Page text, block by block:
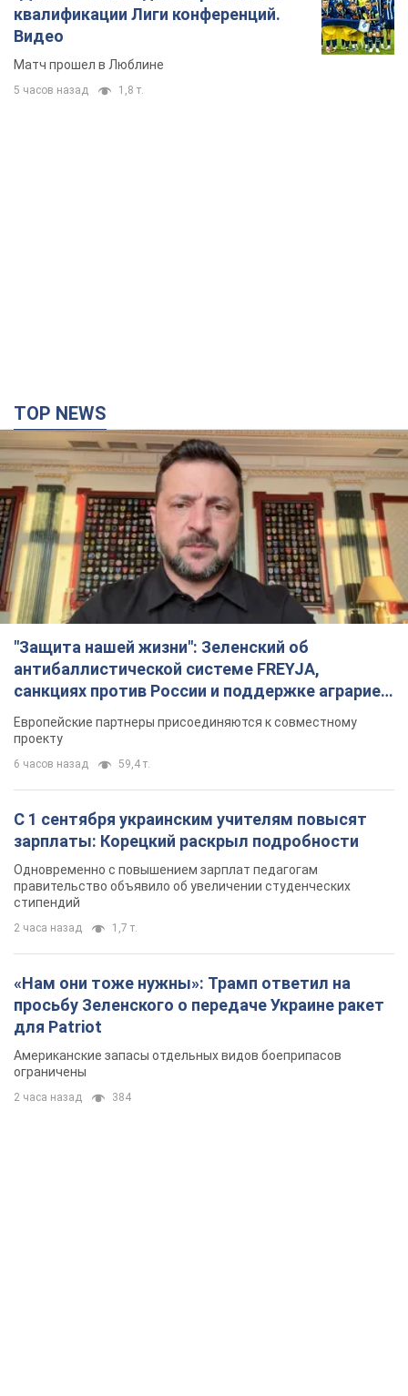
"Защита нашей жизни": Зеленский об
антибаллистической системе FREYJA,
санкциях против России и поддержке аграриев.
Видео
Европейские партнеры присоединяются к совместному
проекту
6 часов назад 59,4 т.
С 1 сентября украинским учителям повысят
зарплаты: Корецкий раскрыл подробности
правительство объявило об увеличении студенческих
стипендий
2 часа назад 1,7 т.
«Нам они тоже нужны»: Трамп ответил на
просьбу Зеленского о передаче Украине ракет
для Patriot
Американские запасы отдельных видов боеприпасов
ограничены
2 часа назад